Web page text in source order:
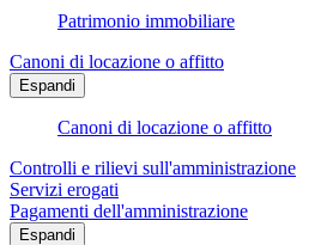
Patrimonio immobiliare
Canoni di locazione o affitto
Espandi
Canoni di locazione o affitto
Controlli e rilievi sull'amministrazione
Servizi erogati
Pagamenti dell'amministrazione
Espandi